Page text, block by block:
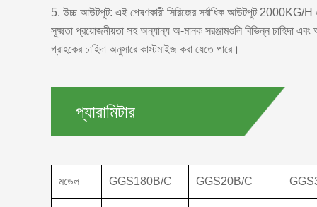
5. উচ্চ আউটপুট: এই পেষণকারী সিরিজের সর্বাধিক আউটপুট 2000KG/
সূক্ষ্মতা প্রয়োজনীয়তা সহ অন্যান্য অ-মানক সরঞ্জামগুলি বিভিন্ন চাহিদা
গ্রাহকের চাহিদা অনুসারে কাস্টমাইজ করা যেতে পারে।
প্যারামিটার
মডেল GGS180B/C GGS20B/C